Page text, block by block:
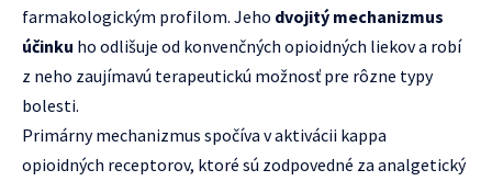
farmakologickým profilom. Jeho dvojitý mechanizmus
účinku ho odlišuje od konvenčných opioidných liekov a robí
z neho zaujímavú terapeutickú možnosť pre rôzne typy
bolesti.
Primárny mechanizmus spočíva v aktivácii kappa
opioidných receptorov, ktoré sú zodpovedné za analgetický